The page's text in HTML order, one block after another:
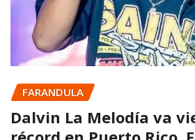
FARANDULA
Dalvin La Melodía va